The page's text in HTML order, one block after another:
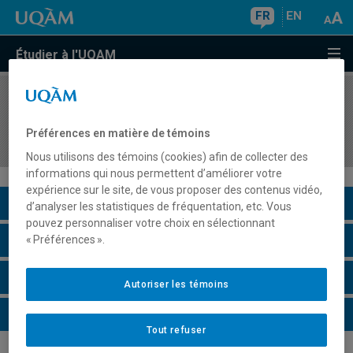
FR EN
Étudier à l'UQAM
COURS//
responsabilités des organisations
Description du cours
Horaire - Été 2026
Horaire - Automne 2026
Horaire - Hiver 2027
Préférences en matière de témoins
Nous utilisons des témoins (cookies) afin de collecter des
informations qui nous permettent d’améliorer votre
expérience sur le site, de vous proposer des contenus vidéo,
d’analyser les statistiques de fréquentation, etc. Vous
pouvez personnaliser votre choix en sélectionnant
« Préférences ».
Tout refuser
Autoriser les témoins